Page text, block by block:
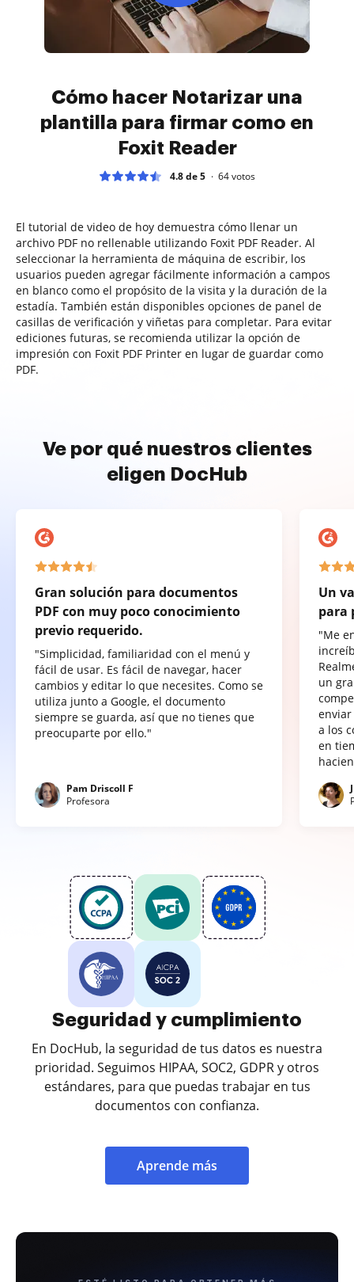
Cómo hacer Notarizar una
plantilla para firmar como en
Foxit Reader
4.8 de 5 64votos
El tutorial de video de hoy demuestra cómo llenar un
archivo PDF no rellenable utilizando Foxit PDF Reader. Al
seleccionar la herramienta de máquina de escribir, los
usuarios pueden agregar fácilmente información a campos
en blanco como el propósito de la visita y la duración de la
estadía. También están disponibles opciones de panel de
casillas de verificación y viñetas para completar. Para evitar
ediciones futuras, se recomienda utilizar la opción de
impresión con Foxit PDF Printer en lugar de guardar como
PDF.
Ve por qué nuestros clientes
eligen DocHub
Gran solución para documentos
PDF con muy poco conocimiento
previo requerido.
"Simplicidad, familiaridad con el menú y
fácil de usar. Es fácil de navegar, hacer
cambios y editar lo que necesites. Como se
utiliza junto a Google, el documento
siempre se guarda, así que no tienes que
preocuparte por ello."
Pam Driscoll F
Profesora
Un
para
"Me
un
a los
en
Seguridad y cumplimiento
En DocHub, la seguridad de tus datos es nuestra
prioridad. Seguimos HIPAA, SOC2, GDPR y otros
estándares, para que puedas trabajar en tus
documentos con confianza.
Aprende más